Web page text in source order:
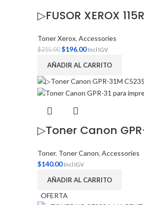
▷FUSOR XEROX
Toner Xerox, Accessories
$215.00 $196.00 Incl IGV
AÑADIR AL CARRITO
▷Toner Canon
Toner, Toner Canon, Accessories
$140.00 Incl IGV
AÑADIR AL CARRITO
OFERTA